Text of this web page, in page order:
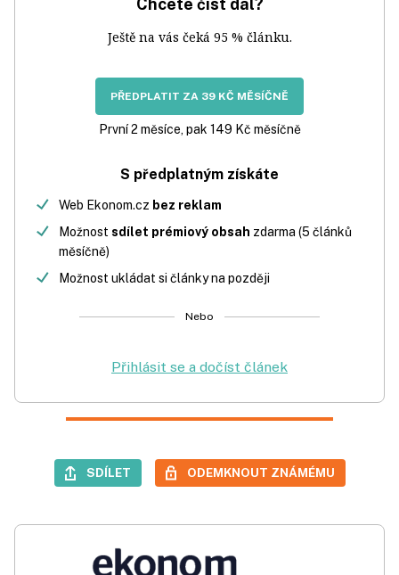
Chcete číst dál?
Ještě na vás čeká 95 % článku.
PŘEDPLATIT ZA 39 KČ MĚSÍČNĚ
První 2 měsíce, pak 149 Kč měsíčně
S předplatným získáte
Web Ekonom.cz bez reklam
Možnost sdílet prémiový obsah zdarma (5 článků
měsíčně)
Možnost ukládat si články na později
Nebo
Přihlásit se a dočíst článek
SDÍLET ODEMKNOUT ZNÁMÉMU